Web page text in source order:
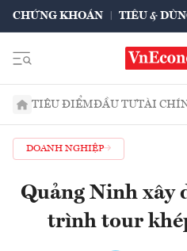
CHỨNG KHOÁN TIÊU &
TIÊU ĐIỂMĐẦU TƯTÀI
DOANH NGHIỆP
Quảng Ninh xây
trình tour